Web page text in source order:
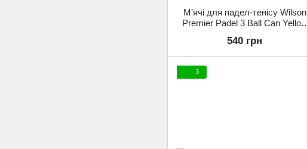
М’ячі для падел-тенісу Wilson
Premier Padel 3 Ball Can Yellow
540 грн
3